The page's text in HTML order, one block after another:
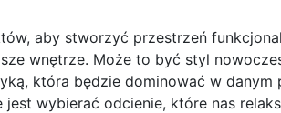
aby stworzyć przestrzeń
wnętrze. Może to być styl
która będzie dominować w danym
wybierać odcienie, które nas